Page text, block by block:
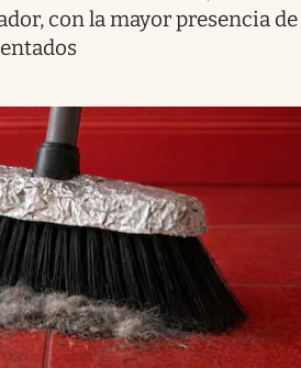
con la mayor presencia de